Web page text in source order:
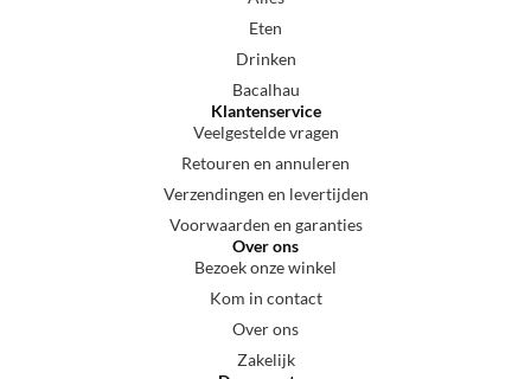
Eten
Drinken
Bacalhau
Klantenservice
Veelgestelde vragen
Retouren en annuleren
Verzendingen en levertijden
Voorwaarden en garanties
Over ons
Bezoek onze winkel
Kom in contact
Over ons
Zakelijk